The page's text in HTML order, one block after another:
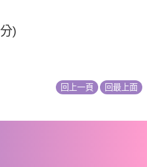
分)
回上一頁 回最上面